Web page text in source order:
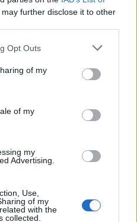
may further disclose it to other
Opt Outs
of my
of my
my
Advertising.
Use,
of my
with the
collected.
segítséget kérnek?
kifejezések laza
Adéle és az örökölt árnyak